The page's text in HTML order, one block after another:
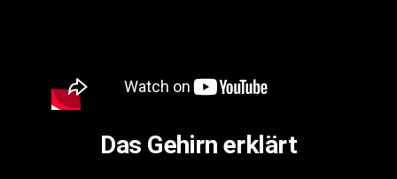
Das Gehirn erklärt